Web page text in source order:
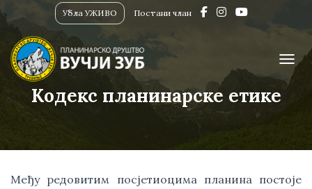
Убла УЖИВО Постани члан
Кодекс планинарске етике
Међу редовитим посјетиоцима планина постоје